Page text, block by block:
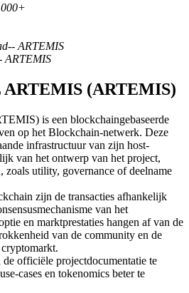
onderpand
-- ARTEMIS
ARTEMIS
(ARTEMIS)
is een blockchaingebaseerde
op het Blockchain-netwerk. Deze
infrastructuur van zijn host-
van het ontwerp van het project,
zoals utility, governance of deelname
zijn de transacties afhankelijk
van het
en marktprestaties hangen af van de
van de community en de
de officiële projectdocumentatie te
cases en tokenomics beter te